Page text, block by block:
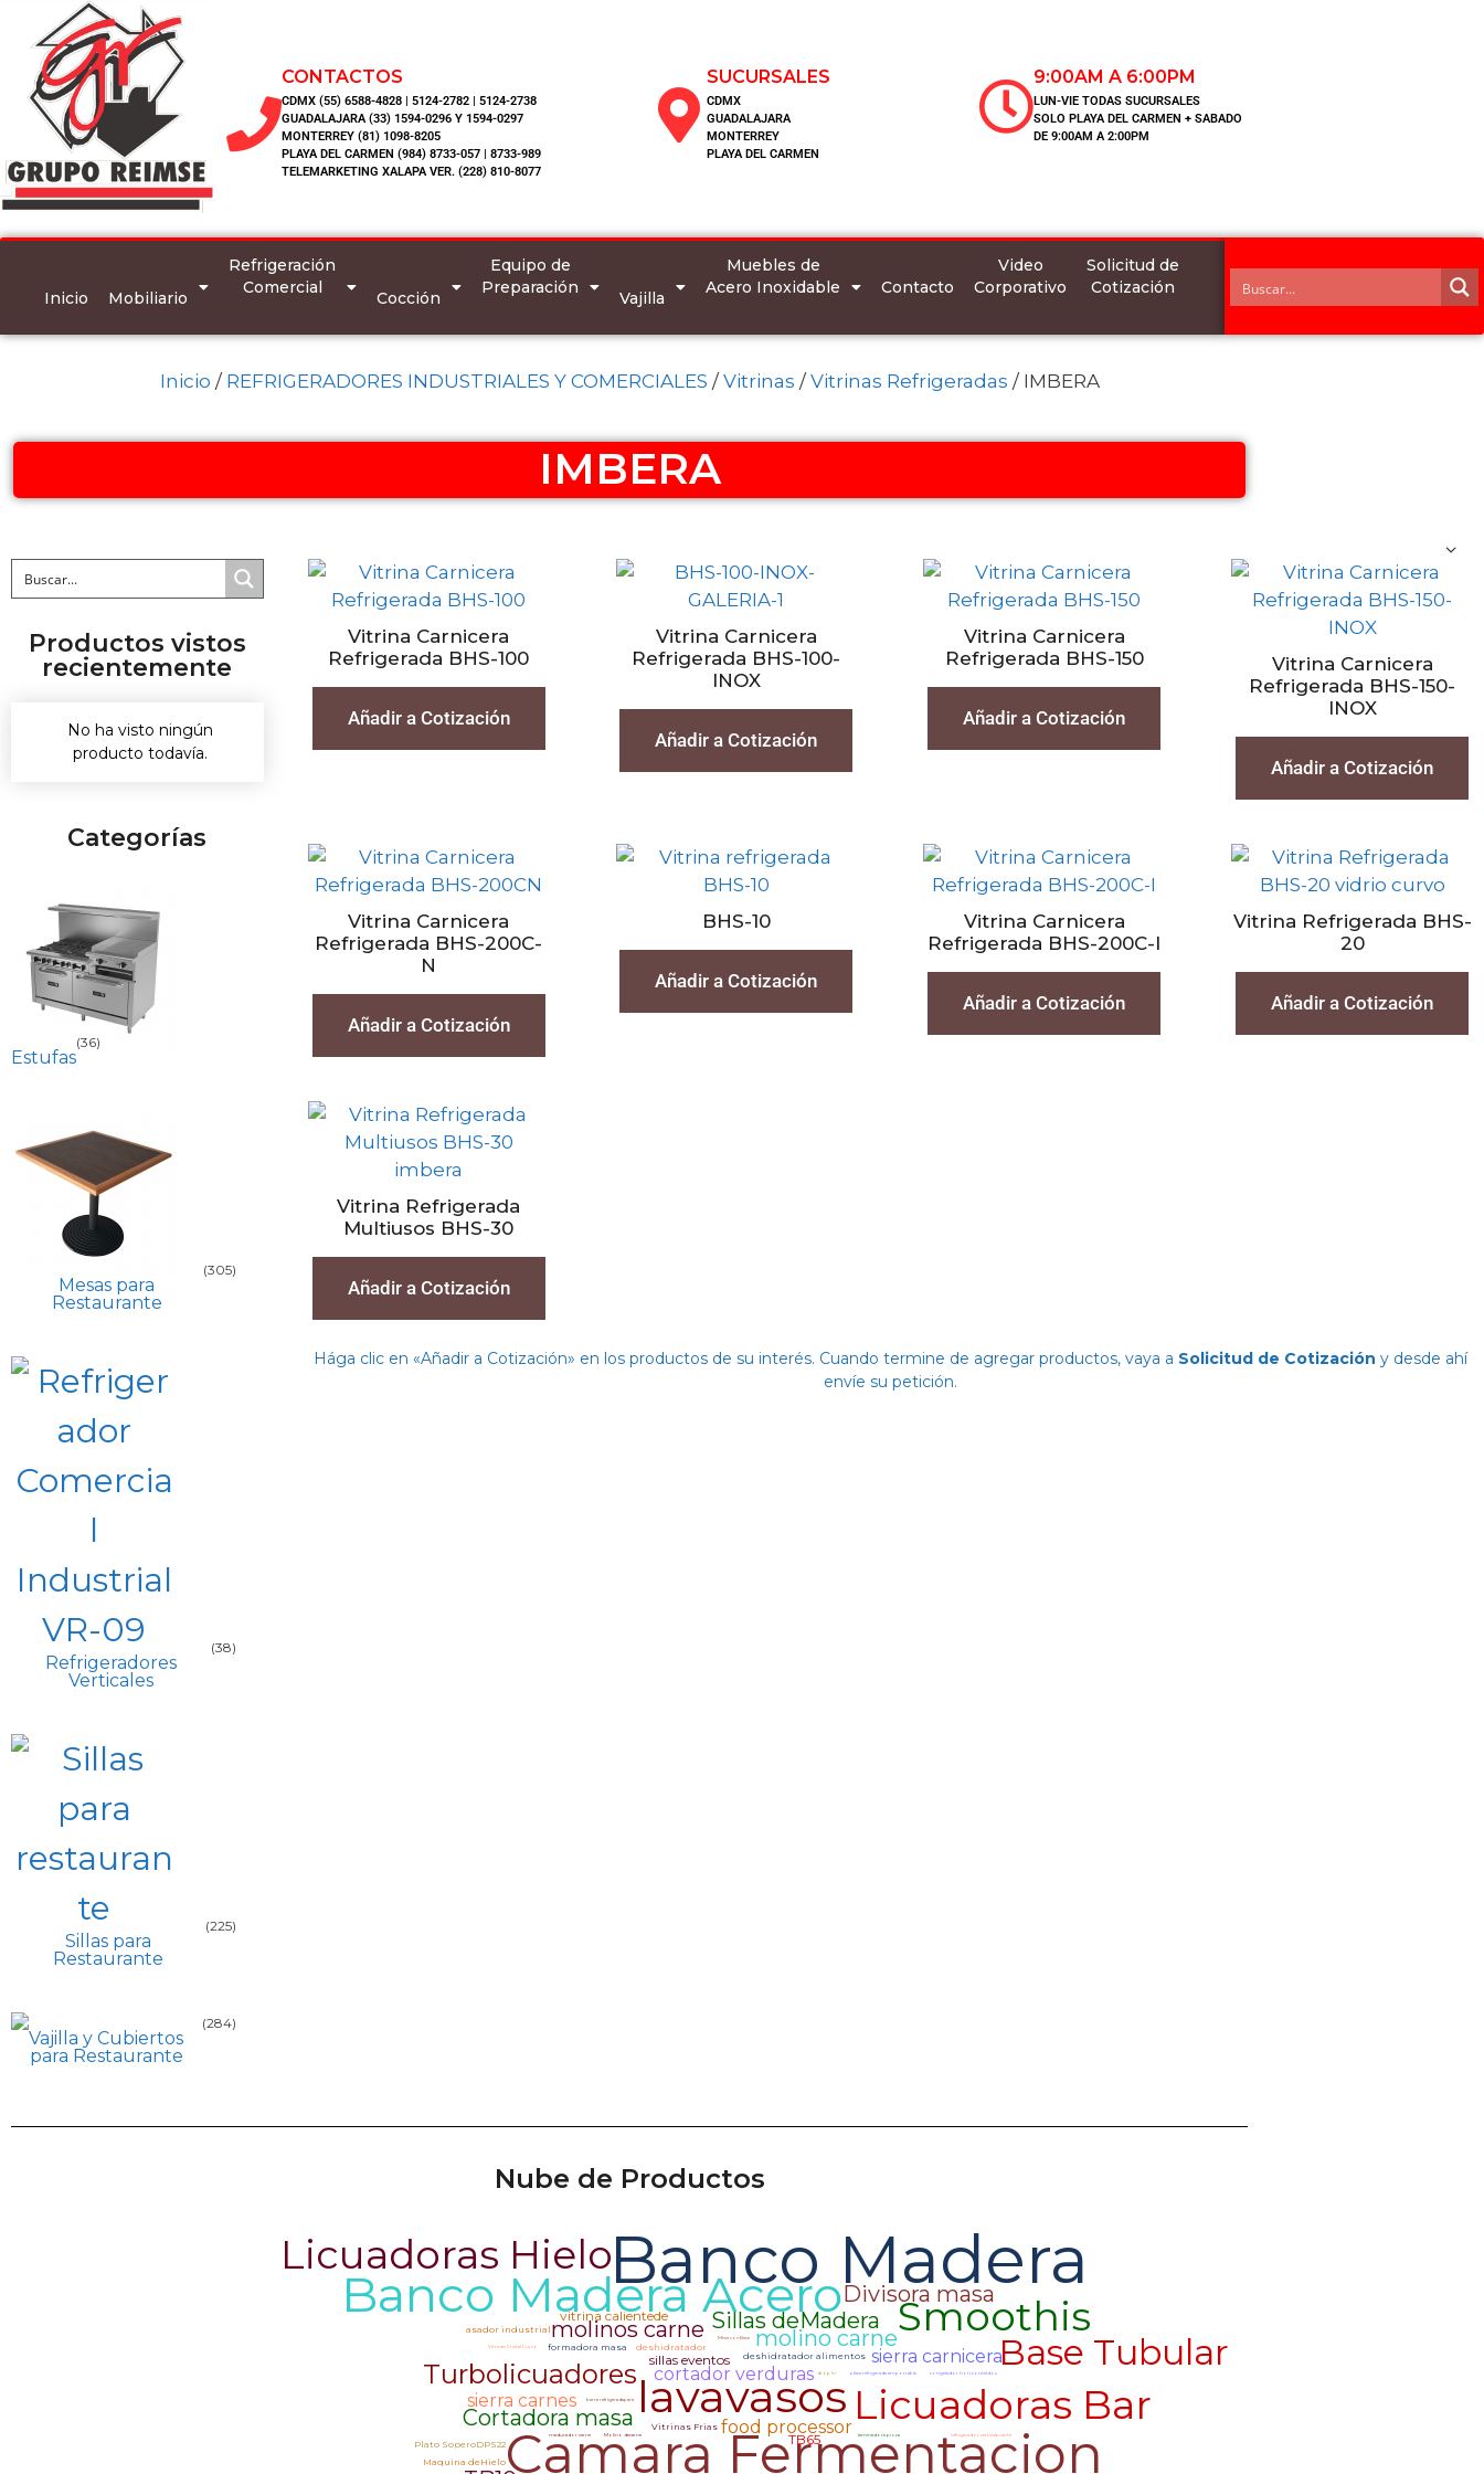
CONTACTOS
CDMX (55) 6588-4828 | 5124-2782 | 5124-2738
GUADALAJARA (33) 1594-0296 Y 1594-0297
MONTERREY (81) 1098-8205
PLAYA DEL CARMEN (984) 8733-057 | 8733-989
TELEMARKETING XALAPA VER. (228) 810-8077
SUCURSALES
CDMX
GUADALAJARA
MONTERREY
PLAYA DEL CARMEN
9:00AM A 6:00PM
LUN-VIE TODAS SUCURSALES
SOLO PLAYA DEL CARMEN + SABADO
DE 9:00AM A 2:00PM
Inicio Mobiliario
Refrigeración
Comercial
Cocción
Equipo de
Preparación
Vajilla
Muebles de
Acero Inoxidable
Contacto
Video
Corporativo
Solicitud de
Cotización
Inicio / REFRIGERADORES INDUSTRIALES Y COMERCIALES /Vitrinas /Vitrinas Refrigeradas / IMBERA
IMBERA
Productos vistos
recientemente
No ha visto ningún
producto todavía.
Categorías
Estufas
(36)
Mesas para
Restaurante
(305)
Refrigeradores
Verticales
(38)
Sillas para
Restaurante
(225)
Vajilla y Cubiertos
para Restaurante
(284)
Vitrina Carnicera
Refrigerada BHS-100
Añadir a Cotización
Vitrina Carnicera
Refrigerada BHS-100-
INOX
Añadir a Cotización
Vitrina Carnicera
Refrigerada BHS-150
Añadir a Cotización
Vitrina Carnicera
Refrigerada BHS-150-
INOX
Añadir a Cotización
Vitrina Carnicera
Refrigerada BHS-200C-
N
Añadir a Cotización
BHS-10
Añadir a Cotización
Vitrina Carnicera
Refrigerada BHS-200C-I
Añadir a Cotización
Vitrina Refrigerada BHS-
20
Añadir a Cotización
Vitrina Refrigerada
Multiusos BHS-30
Añadir a Cotización
Hága clic en «Añadir a Cotización» en los productos de su interés. Cuando termine de agregar productos, vaya a Solicitud de Cotización y desde ahí
envíe su petición.
Nube de Productos